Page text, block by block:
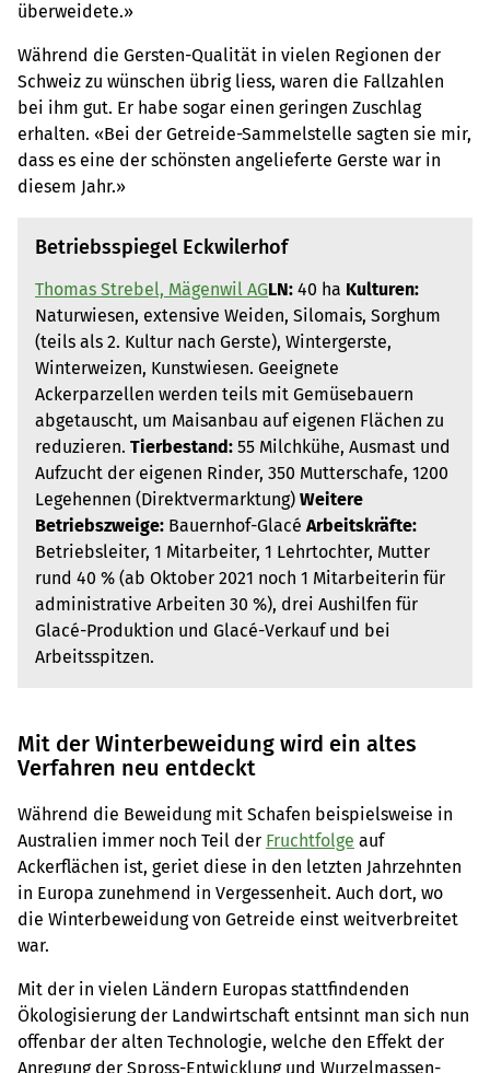
überweidete.»
Während die Gersten-Qualität in vielen Regionen der
Schweiz zu wünschen übrig liess, waren die Fallzahlen
bei ihm gut. Er habe sogar einen geringen Zuschlag
erhalten. «Bei der Getreide-Sammelstelle sagten sie mir,
dass es eine der schönsten angelieferte Gerste war in
diesem Jahr.»
Betriebsspiegel Eckwilerhof
Thomas Strebel, Mägenwil AGLN: 40 ha Kulturen:
Naturwiesen, extensive Weiden, Silomais, Sorghum
(teils als 2. Kultur nach Gerste), Wintergerste,
Winterweizen, Kunstwiesen. Geeignete
Ackerparzellen werden teils mit Gemüsebauern
abgetauscht, um Maisanbau auf eigenen Flächen zu
reduzieren. Tierbestand: 55 Milchkühe, Ausmast und
Aufzucht der eigenen Rinder, 350 Mutterschafe, 1200
Legehennen (Direktvermarktung) Weitere
Betriebszweige: Bauernhof-Glacé Arbeitskräfte:
Betriebsleiter, 1 Mitarbeiter, 1 Lehrtochter, Mutter
rund 40 % (ab Oktober 2021 noch 1 Mitarbeiterin für
administrative Arbeiten 30 %), drei Aushilfen für
Glacé-Produktion und Glacé-Verkauf und bei
Arbeitsspitzen.
Mit der Winterbeweidung wird ein altes
Verfahren neu entdeckt
Während die Beweidung mit Schafen beispielsweise in
Australien immer noch Teil der Fruchtfolge auf
Ackerflächen ist, geriet diese in den letzten Jahrzehnten
in Europa zunehmend in Vergessenheit. Auch dort, wo
die Winterbeweidung von Getreide einst weitverbreitet
war.
Mit der in vielen Ländern Europas stattfindenden
Ökologisierung der Landwirtschaft entsinnt man sich nun
offenbar der alten Technologie, welche den Effekt der
Anregung der Spross-Entwicklung und Wurzelmassen-